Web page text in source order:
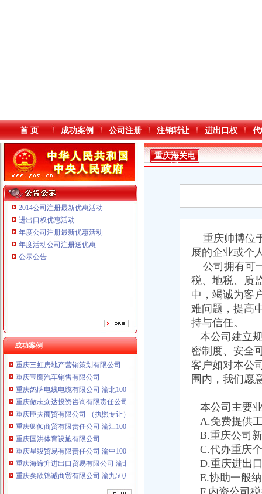
本站导航
首 页 成功案例 公司注册 注销转让 进出口权
2014公司注册最新优惠活动
进出口权优惠活动
年度公司注册最新优惠活动
年度活动公司注册送优惠
公示公告
成功案例
重庆鸽牌电线电缆有限公司 渝北10010万 (进出口权)
重庆傲志众达投资咨询有限责任公司 渝九1000万 （增资）
重庆海谛升进出口贸易有限公司 渝北100万 （进出口权）
重庆奕欣锦诚商贸有限公司 渝九50万 （工商注册）
重庆信同广告有限公司 渝沙50万 （工商注册）
重庆三虹房地产营销策划有限公司
重庆宝鹰汽车销售有限公司
重庆鸽牌电线电缆有限公司 渝北10010万 (进出口权)
重庆傲志众达投资咨询有限责任公司 渝九1000万 （增资）
重庆臣夫商贸有限公司 （执照专让）
重庆卿倾商贸有限责任公司 渝江100万 （工商注册）
重庆国洪体育设施有限公司
重庆星竣贸易有限责任公司 渝中100万 （进出口权）
重庆海谛升进出口贸易有限公司 渝北100万 （进出口权）
重庆奕欣锦诚商贸有限公司 渝九50万 （工商注册）
重庆信同广告有限公司 渝沙50万 （工商注册）
重庆三虹房地产营销策划有限公司
重庆海关电
话
重庆帅博位
展的企业或个
公司拥有可
税、地税、质
中，竭诚为客
难问题，提高
持与信任。
本公司建立
密制度、安全
客户如对本公
围内，我们愿
本公司主要
A.免费提供
B.重庆公司
C.代办重庆
D.重庆进出
E.协助一般
F.内资公司